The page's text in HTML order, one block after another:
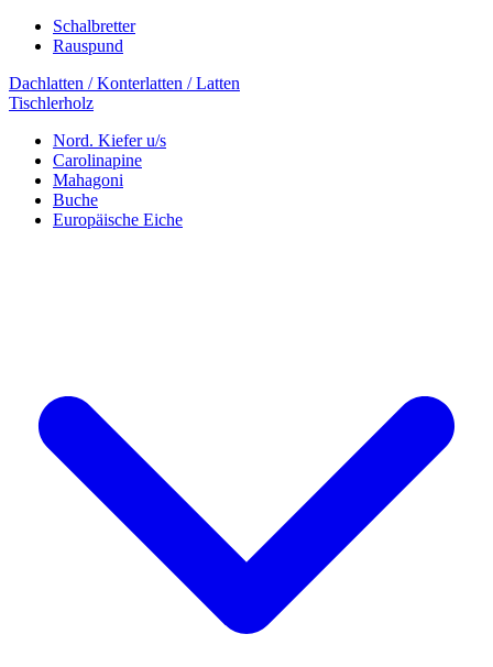
Schalbretter
Rauspund
Dachlatten / Konterlatten / Latten
Tischlerholz
Nord. Kiefer u/s
Carolinapine
Mahagoni
Buche
Europäische Eiche